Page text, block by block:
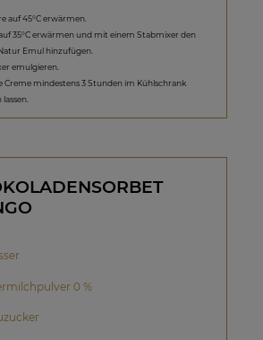
auf 45°C erwärmen.
auf 35°C erwärmen und mit einem Stabmixer den
Emul hinzufügen.
emulgieren.
Creme mindestens 3 Stunden im Kühlschrank
lassen.
0 %